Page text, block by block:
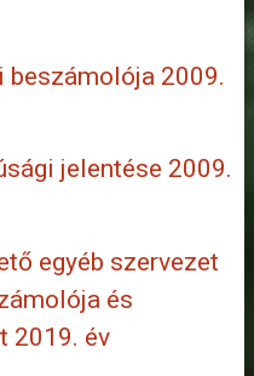
2009.
jelentése 2009.
egyéb szervezet
és
2019. év